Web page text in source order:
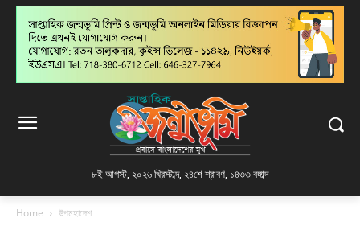
৮ই আগস্ট, ২০২৬ খ্রিস্টাব্দ, ২৪শে শ্রাবণ, ১৪৩৩ বঙ্গাব্দ
Home উপমহাদেশ